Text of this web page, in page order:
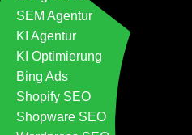
SEM Agentur
KI Agentur
KI Optimierung
Bing Ads
Shopify SEO
Shopware SEO